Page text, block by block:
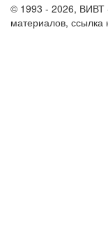
© 1993 - 2026,
материалов, ссылка